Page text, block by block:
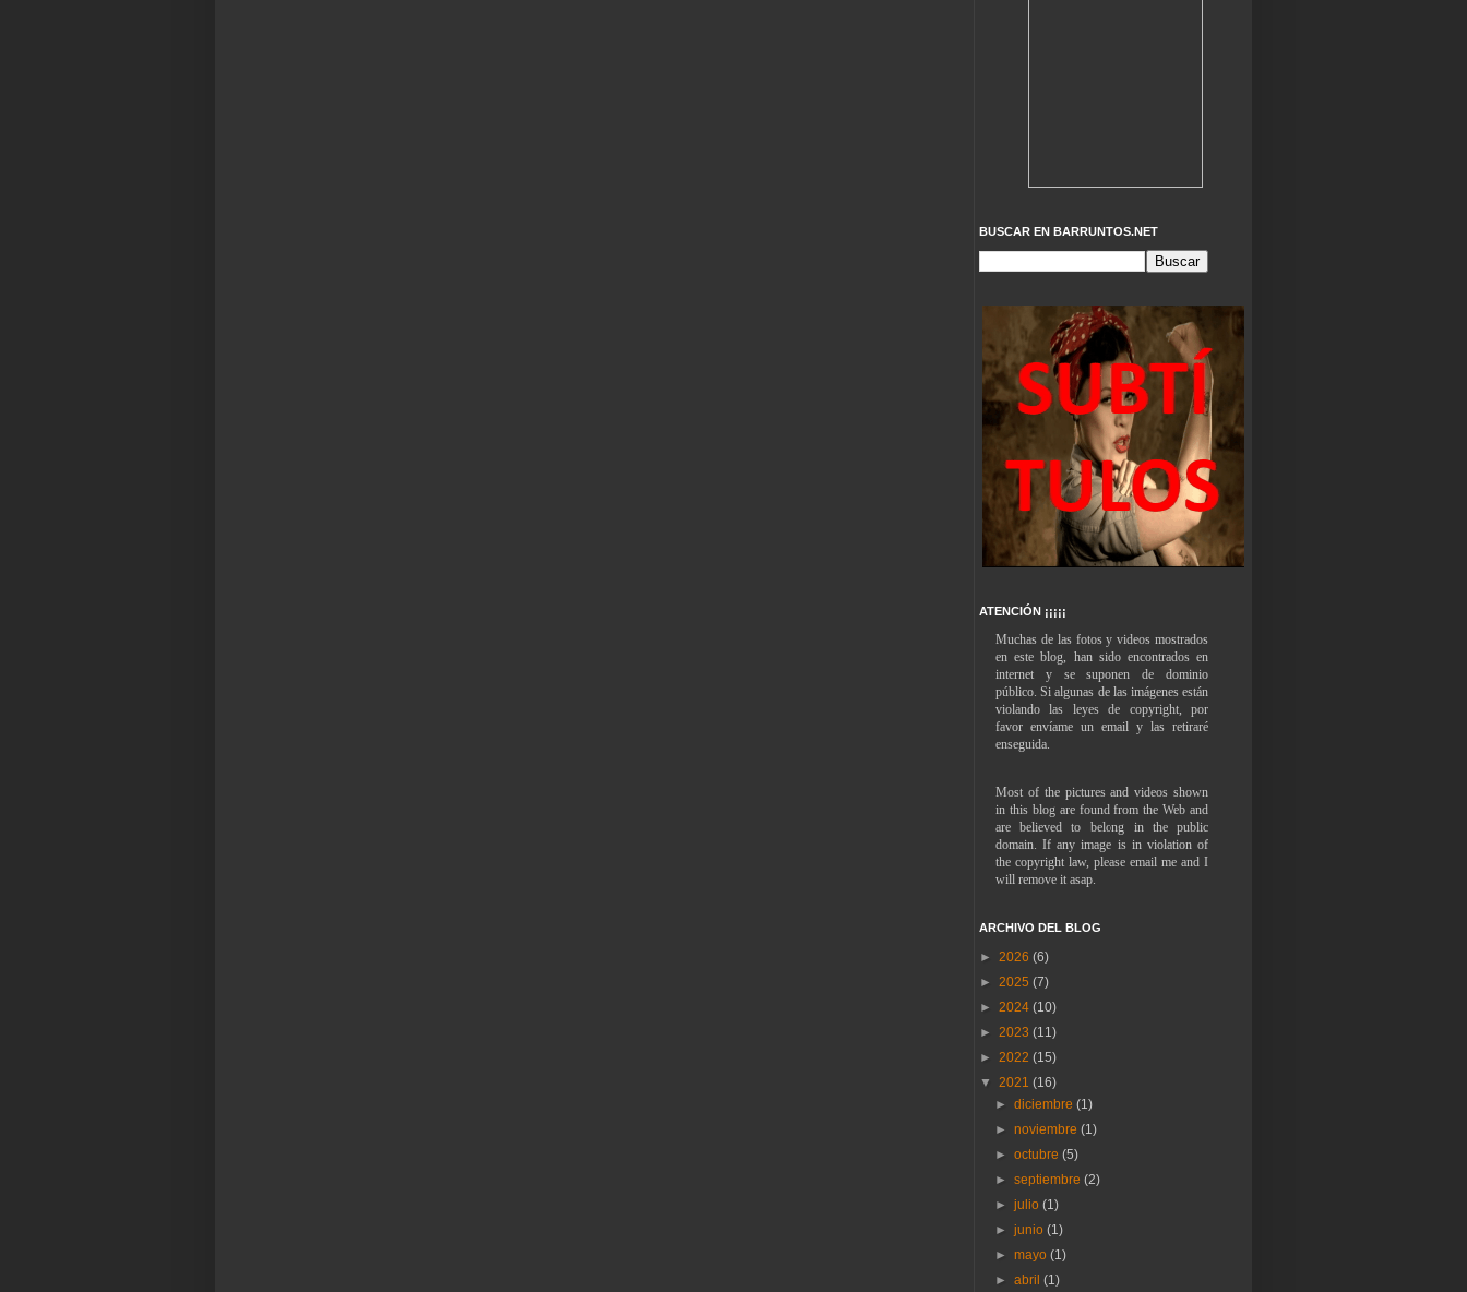
BUSCAR EN BARRUNTOS.NET
ATENCIÓN ¡¡¡¡¡
Muchas de las fotos y videos mostrados
en este blog, han sido encontrados en
internet y se suponen de dominio
público. Si algunas de las imágenes están
violando las leyes de copyright, por
favor envíame un email y las retiraré
enseguida.
Most of the pictures and videos shown
in this blog are found from the Web and
are believed to belong in the public
domain. If any image is in violation of
the copyright law, please email me and I
will remove it asap.
ARCHIVO DEL BLOG
► 2026 (6)
► 2025 (7)
► 2024 (10)
► 2023 (11)
► 2022 (15)
▼ 2021 (16)
►diciembre(1)
►noviembre(1)
►octubre(5)
►septiembre(2)
►julio(1)
►junio(1)
►mayo(1)
►abril(1)